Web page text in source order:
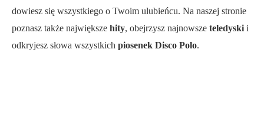
dowiesz się wszystkiego o Twoim ulubieńcu. Na naszej stronie
poznasz także największe hity, obejrzysz najnowsze teledyskii
odkryjesz słowa wszystkich piosenek Disco Polo.